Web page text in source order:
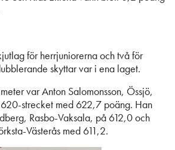
för herrjuniorerna och två för
skyttar var i ena laget.
var Anton Salomonsson, Össjö,
strecket med 622,7 poäng. Han
Rasbo-Vaksala, på 612,0 och
Västerås med 611,2.